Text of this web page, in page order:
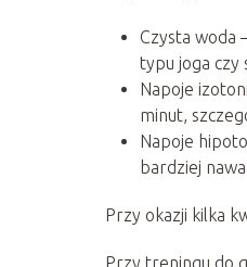
Czysta woda
typu joga czy
Napoje
minut,
Napoje
bardziej
Przy okazji kilka
Przy treningu do